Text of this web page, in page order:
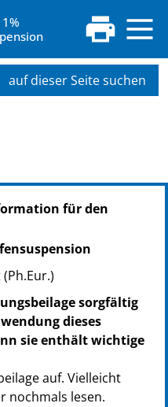
auf dieser Seite suchen
für den
sorgfältig
dieses
sie enthält wichtige
auf. Vielleicht
nochmals lesen.